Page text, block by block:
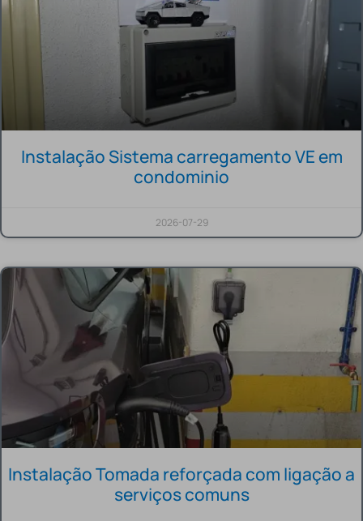
Instalação Sistema carregamento VE em
condominio
2026-07-29
Instalação Tomada reforçada com ligação a
serviços comuns